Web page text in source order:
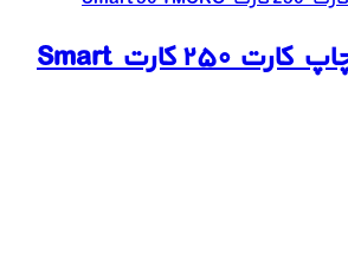
ریبون دستگاه چاپ کارت ۲۵۰ کارت Smart